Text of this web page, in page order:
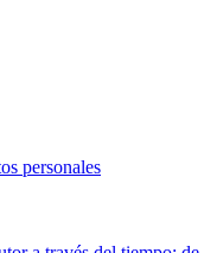
personales